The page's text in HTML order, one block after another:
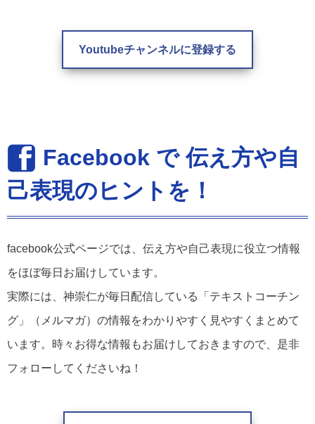
Youtubeチャンネルに登録する
Facebook で 伝え方や自
己表現のヒントを！
facebook公式ページでは、伝え方や自己表現に役立つ情報
をほぼ毎日お届けしています。
実際には、神崇仁が毎日配信している「テキストコーチン
グ」（メルマガ）の情報をわかりやすく見やすくまとめて
います。時々お得な情報もお届けしておきますので、是非
フォローしてくださいね！